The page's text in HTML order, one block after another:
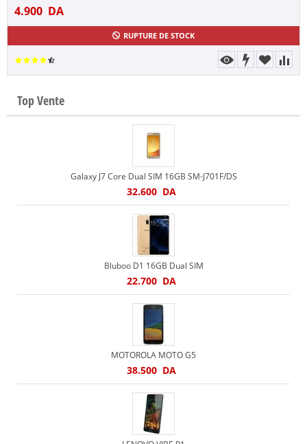
4.900 DA
RUPTURE DE STOCK
Top Vente
Galaxy J7 Core Dual SIM 16GB SM-J701F/DS
32.600 DA
Bluboo D1 16GB Dual SIM
22.700 DA
MOTOROLA MOTO G5
38.500 DA